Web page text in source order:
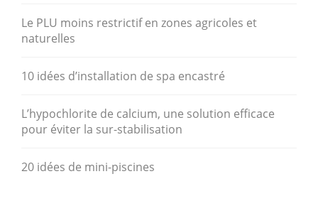
Le PLU moins restrictif en zones agricoles et
naturelles
10 idées d’installation de spa encastré
L’hypochlorite de calcium, une solution efficace
pour éviter la sur-stabilisation
20 idées de mini-piscines